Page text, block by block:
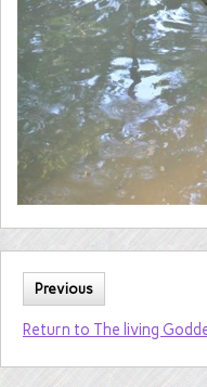
Previous
Return to The living